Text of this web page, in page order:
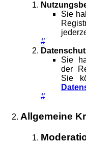
Sie
#
Sie
der
Sie
#
Allgemeine